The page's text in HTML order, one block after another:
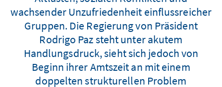
wachsender Unzufriedenheit einflussreicher
Gruppen. Die Regierung von Präsident
Rodrigo Paz steht unter akutem
Handlungsdruck, sieht sich jedoch von
Beginn ihrer Amtszeit an mit einem
doppelten strukturellen Problem